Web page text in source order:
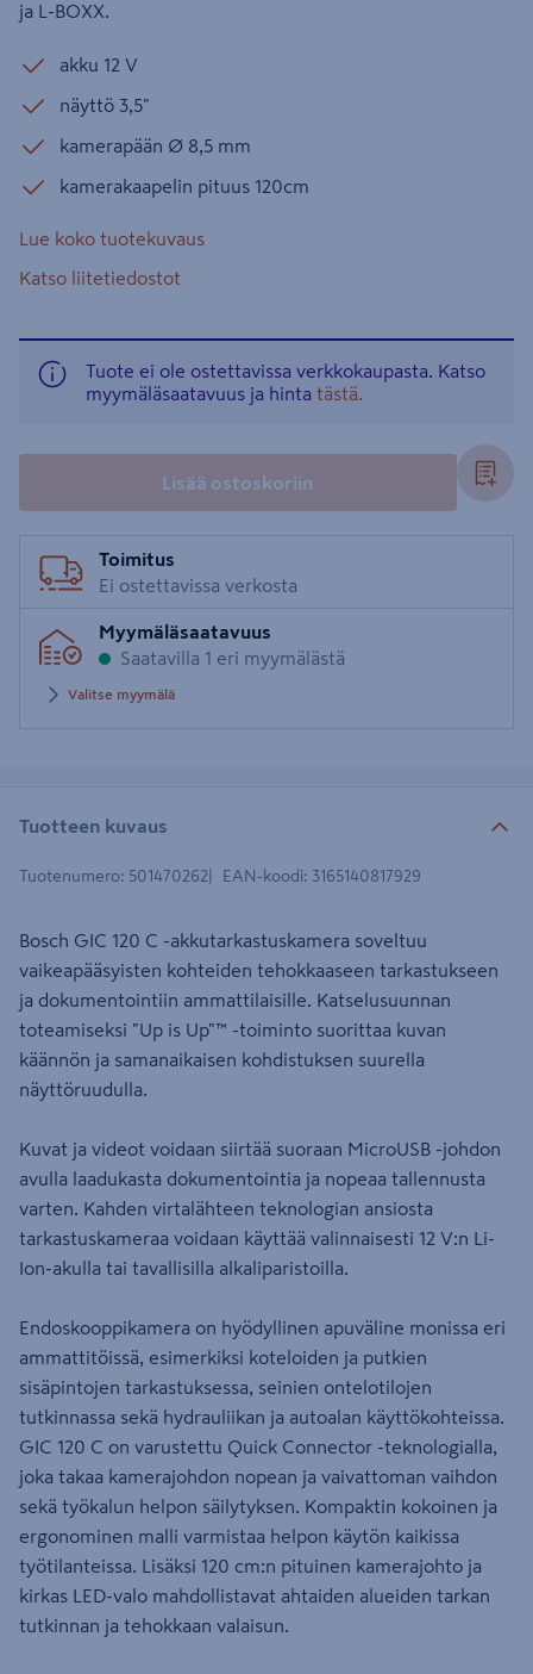
ja L-BOXX.
akku 12 V
näyttö 3,5"
kamerapään Ø 8,5 mm
kamerakaapelin pituus 120cm
Lue koko tuotekuvaus
Katso liitetiedostot
Tuote ei ole ostettavissa verkkokaupasta. Katso
myymäläsaatavuus ja hinta tästä.
Lisää ostoskoriin
Toimitus
Ei ostettavissa verkosta
Myymäläsaatavuus
Saatavilla 1 eri myymälästä
Valitse myymälä
Tuotteen kuvaus
Tuotenumero: 501470262 EAN-koodi: 3165140817929
Bosch GIC 120 C -akkutarkastuskamera soveltuu
vaikeapääsyisten kohteiden tehokkaaseen tarkastukseen
ja dokumentointiin ammattilaisille. Katselusuunnan
toteamiseksi "Up is Up"™ -toiminto suorittaa kuvan
käännön ja samanaikaisen kohdistuksen suurella
näyttöruudulla.
Kuvat ja videot voidaan siirtää suoraan MicroUSB -johdon
avulla laadukasta dokumentointia ja nopeaa tallennusta
varten. Kahden virtalähteen teknologian ansiosta
tarkastuskameraa voidaan käyttää valinnaisesti 12 V:n Li-
Ion-akulla tai tavallisilla alkaliparistoilla.
Endoskooppikamera on hyödyllinen apuväline monissa eri
ammattitöissä, esimerkiksi koteloiden ja putkien
sisäpintojen tarkastuksessa, seinien ontelotilojen
tutkinnassa sekä hydrauliikan ja autoalan käyttökohteissa.
GIC 120 C on varustettu Quick Connector -teknologialla,
joka takaa kamerajohdon nopean ja vaivattoman vaihdon
sekä työkalun helpon säilytyksen. Kompaktin kokoinen ja
ergonominen malli varmistaa helpon käytön kaikissa
työtilanteissa. Lisäksi 120 cm:n pituinen kamerajohto ja
kirkas LED-valo mahdollistavat ahtaiden alueiden tarkan
tutkinnan ja tehokkaan valaisun.